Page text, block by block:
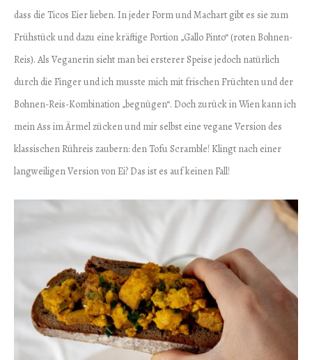
dass die Ticos Eier lieben. In jeder Form und Machart gibt es sie zum
Frühstück und dazu eine kräftige Portion „Gallo Pinto“ (roten Bohnen-
Reis). Als Veganerin sieht man bei ersterer Speise jedoch natürlich
durch die Finger und ich musste mich mit frischen Früchten und der
Bohnen-Reis-Kombination „begnügen“. Doch zurück in Wien kann ich
mein Ass im Ärmel zücken und mir selbst eine vegane Version des
klassischen Rühreis zaubern: den Tofu Scramble! Klingt nach einer
langweiligen Version von Ei? Das ist es auf keinen Fall!